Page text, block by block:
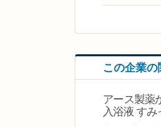
この企業の
アース製薬
入浴液 す